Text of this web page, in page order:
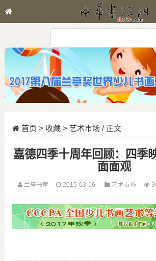
首页 > 收藏> 艺术市场 / 正文
嘉德四季十周年回顾：四季
面面观
兰亭书童 2015-03-16 艺术市场